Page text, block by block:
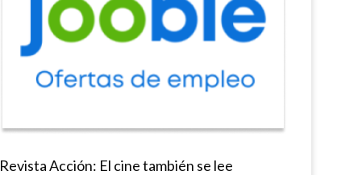
Revista Acción: El cine también se lee